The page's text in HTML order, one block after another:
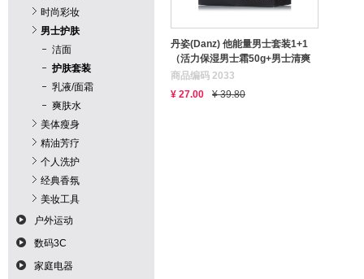
时尚彩妆
男士护肤
洁面
护肤套装
乳液/面霜
爽肤水
美体瘦身
精油芳疗
个人洗护
经典香氛
美妆工具
户外运动
数码3C
家庭电器
丹姿(Danz) 他能量男士套装1+1
（活力保湿男士霜50g+男士清爽
洁面乳80g）
商品编码 2033
¥ 27.00
¥ 39.80